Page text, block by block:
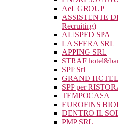
AeL GROUP
ASSISTENTE
Recruiting)
ALISPED SPA
LA SFERA SRL
APPING SRL
STRAF
SPP Srl
GRAND
SPP per
TEMPOCASA
EUROFINS
DENTRO IL
PMP SRL